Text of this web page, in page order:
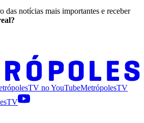
das notícias mais importantes e receber
noYouTubeMetrópolesTV